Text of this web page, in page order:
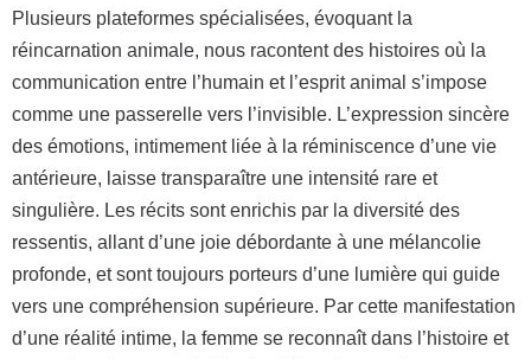
Plusieurs plateformes spécialisées, évoquant la
réincarnation animale, nous racontent des histoires où la
communication entre l’humain et l’esprit animal s’impose
comme une passerelle vers l’invisible. L’expression sincère
des émotions, intimement liée à la réminiscence d’une vie
antérieure, laisse transparaître une intensité rare et
singulière. Les récits sont enrichis par la diversité des
ressentis, allant d’une joie débordante à une mélancolie
profonde, et sont toujours porteurs d’une lumière qui guide
vers une compréhension supérieure. Par cette manifestation
d’une réalité intime, la femme se reconnaît dans l’histoire et